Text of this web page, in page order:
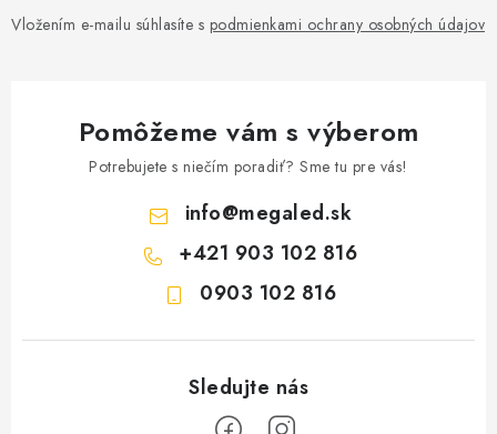
Vložením e-mailu súhlasíte s podmienkami ochrany osobných údajov
Pomôžeme vám s výberom
Potrebujete s niečím poradiť? Sme tu pre vás!
info@megaled.sk
+421 903 102 816
0903 102 816